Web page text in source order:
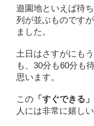
遊園地といえば待
列が並ぶものです
ました。
土日はさすがにも
も、30分も60分も
思います。
この 「すぐできる
人には非常に嬉し